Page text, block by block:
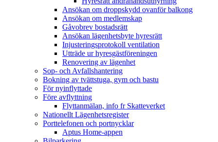
Ansökan om droppskydd ovanför balkong
Ansökan om medlemskap
Gåvobrev bostadsrätt
Ansökan lägenhetsbyte hyresrätt
Injusteringsprotokoll ventilation
Utträde ur hyresgästföreningen
Renovering av lägenhet
Sop- och Avfallshantering
Bokning av tvättstuga, gym och bastu
För nyinflyttade
Före avflyttning
Flyttanmälan, info fr Skatteverket
Nationellt Lägenhetsregister
Porttelefonen och portnycklar
Aptus Home-appen